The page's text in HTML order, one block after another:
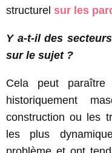
structurel sur les
Y a-t-il des
sur le sujet ?
Cela peut paraître
historiquement
construction ou les
les plus